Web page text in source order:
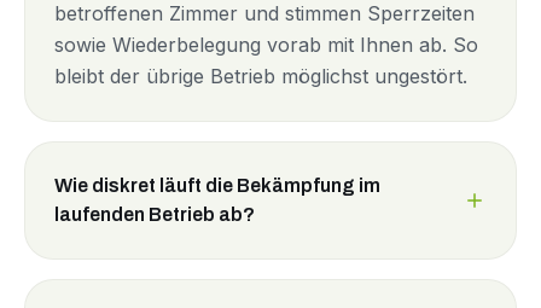
betroffenen Zimmer und stimmen Sperrzeiten
sowie Wiederbelegung vorab mit Ihnen ab. So
bleibt der übrige Betrieb möglichst ungestört.
Wie diskret läuft die Bekämpfung im
laufenden Betrieb ab?